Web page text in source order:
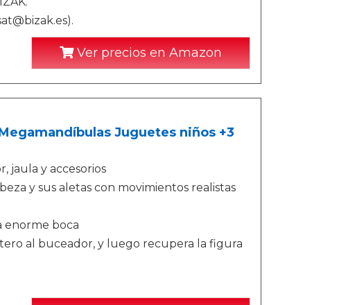
Ver precios en Amazon
Juguetes niños +3
jaula y accesorios
y sus aletas con movimientos realistas
enorme boca
al buceador, y luego recupera la figura